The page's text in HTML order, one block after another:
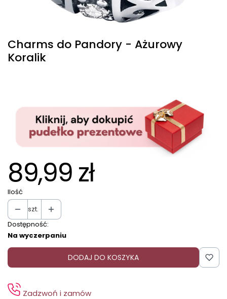
Charms do Pandory - Ażurowy
Koralik
89,99 zł
Ilość
szt.
Dostępność:
Na wyczerpaniu
DODAJ DO KOSZYKA
Zadzwoń i zamów